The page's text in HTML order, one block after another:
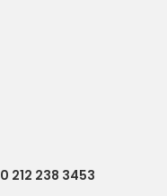
0 212 238 3453